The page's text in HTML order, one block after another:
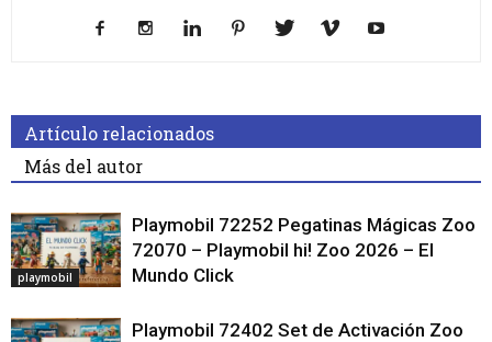
Artículo relacionados
Más del autor
playmobil
Playmobil 72252 Pegatinas Mágicas Zoo
72070 – Playmobil hi! Zoo 2026 – El
Mundo Click
Playmobil 72402 Set de Activación Zoo